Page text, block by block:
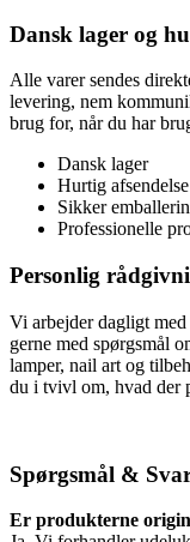
Dansk lager og
Alle varer sendes
levering, nem
brug for, når du har
Dansk lager
Hurtig afsendelse
Sikker
Professionelle
Personlig
Vi arbejder dagligt
gerne med spørgsmål
lamper, nail art og
du i tvivl om, hvad der
Spørgsmål &
Er produkterne